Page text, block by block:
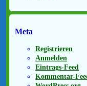
Meta
Registrieren
Anmelden
Eintrags-Feed
Kommentar-